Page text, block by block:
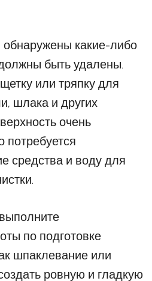
обнаружены какие-либо
быть удалены.
или тряпку для
шлака и других
очень
потребуется
средства и воду для
по подготовке
шпаклевание или
ровную и гладкую